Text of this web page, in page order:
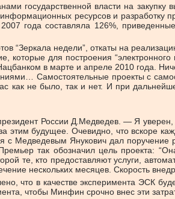
государственной власти на закупку
ресурсов и разработку
года составляла 126%,
“Зеркала недели”, откаты на
для построения
в марте и апреле 2010 года.
Самостоятельные проекты с
как не было, так и нет. И при
России Д.Медведев. — Я уверен,
этим будущее. Очевидно, что вскоре
Янукович дал поручение
так обозначил цель проекта:
те, кто предоставляют услуги,
нескольких месяцев. Скорость
что в качестве эксперимента ЭСК
чтобы Минфин срочно внес эти